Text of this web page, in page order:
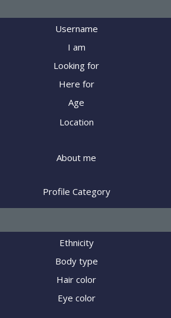
Username
I am
Looking for
Here for
Age
Location
About me
Profile Category
Ethnicity
Body type
Hair color
Eye color